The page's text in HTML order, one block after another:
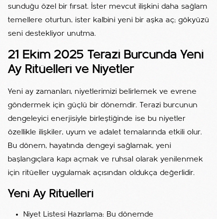
sunduğu özel bir fırsat. İster mevcut ilişkini daha sağlam
temellere oturtun, ister kalbini yeni bir aşka aç; gökyüzü
seni destekliyor unutma.
21 Ekim 2025 Terazi Burcunda Yeni
Ay Ritüelleri ve Niyetler
Yeni ay zamanları, niyetlerimizi belirlemek ve evrene
göndermek için güçlü bir dönemdir. Terazi burcunun
dengeleyici enerjisiyle birleştiğinde ise bu niyetler
özellikle ilişkiler, uyum ve adalet temalarında etkili olur.
Bu dönem, hayatında dengeyi sağlamak, yeni
başlangıçlara kapı açmak ve ruhsal olarak yenilenmek
için ritüeller uygulamak açısından oldukça değerlidir.
Yeni Ay Ritüelleri
Niyet Listesi Hazırlama: Bu dönemde